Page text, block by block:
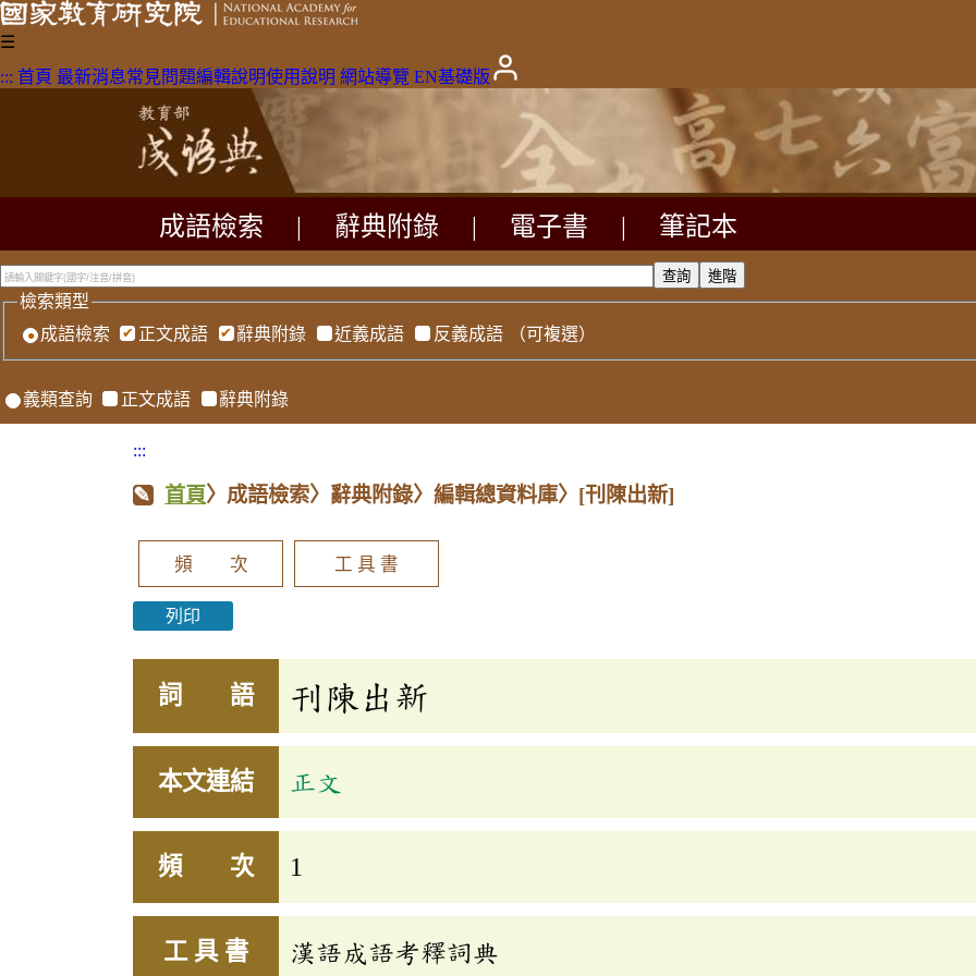
☰
::: 首頁 最新消息常見問題編輯說明使用說明 網站導覽 EN基礎版
成語檢索 辭典附錄 電子書 筆記本
檢索類型
成語檢索
正文成語 辭典附錄 近義成語 反義成語 （可複選）
義類查詢 正文成語 辭典附錄
:::
首頁〉成語檢索〉辭典附錄〉編輯總資料庫〉 [刊陳出新]
頻 次 工 具 書
列印
詞 語 刊陳出新
本文連結 正文
頻 次 1
工 具 書 漢語成語考釋詞典